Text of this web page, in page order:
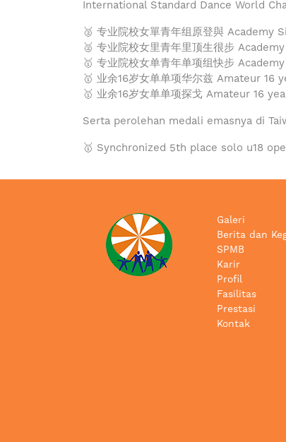
International Standard Dance World
🥈 专业院校女單青年组原登與 Academy
🥈 专业院校女里青年里顶生很步
🥇 专业院校女单青年单项组快步
🥇 业余16岁女单单项华尔兹 Amateur
🥇 业余16岁女单单项探戈 Amateur 16
Serta perolehan medali emasnya di
🥇 Synchronized 5th place solo u18
Galeri
Berita dan
SPMB
Karir
Profil
Fasilitas
Prestasi
Kontak